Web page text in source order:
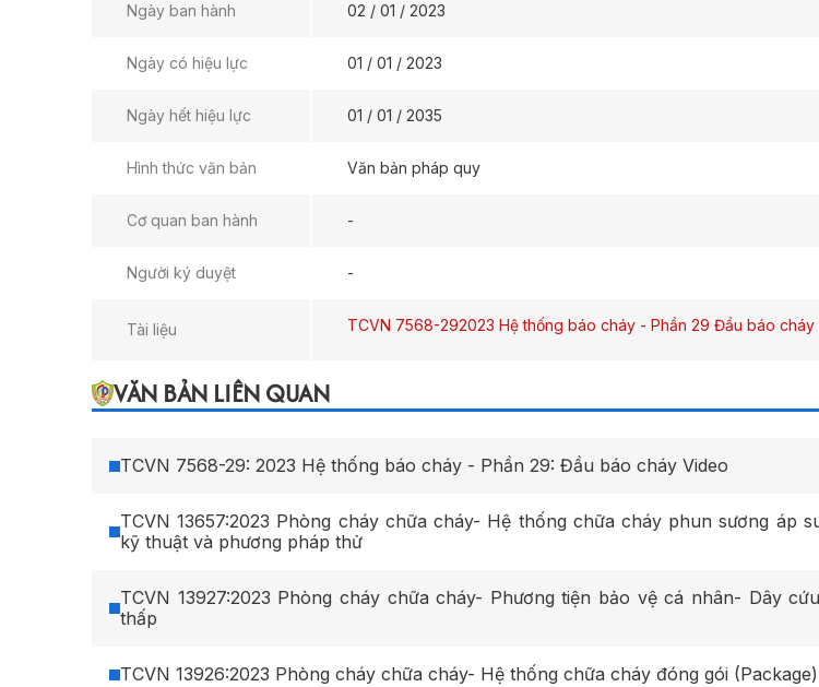
Ngày ban hành 02 / 01 / 2023
Ngày có hiệu lực 01 / 01 / 2023
Ngày hết hiệu lực 01 / 01 / 2035
Hình thức văn bản Văn bản pháp quy
Cơ quan ban hành -
Người ký duyệt -
Tài liệu TCVN 7568-292023 Hệ thống báo cháy - Phần 29 Đầu báo
VĂN BẢN LIÊN QUAN
TCVN 7568-29: 2023 Hệ thống báo cháy - Phần 29: Đầu báo cháy Video
TCVN 13657:2023 Phòng cháy chữa cháy- Hệ thống chữa cháy phun sương áp
kỹ thuật và phương pháp thử
TCVN 13927:2023 Phòng cháy chữa cháy- Phương tiện bảo vệ cá nhân- Dây
thấp
TCVN 13926:2023 Phòng cháy chữa cháy- Hệ thống chữa cháy đóng gói (Package)